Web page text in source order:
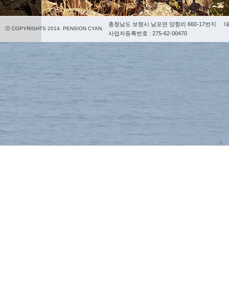
ⓒ COPYRIGHTS 2014. PENSION CYAN.
충청남도 보령시 남포면 양항리 660-17번지
사업자등록번호 : 275-62-00470